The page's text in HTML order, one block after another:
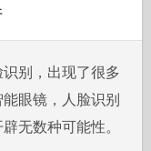
别，出现了很多
眼镜，人脸识别
无数种可能性。